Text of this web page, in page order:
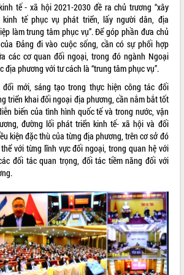
Công bố
tư tỉnh Đắk
nhanh
tai
Quy
quy
2021-2030,
của các
phục vụ cơ
chung
trong
mô hình
tế - xã hội 2021-2030 đề ra chủ trương “xây
tế phục vụ phát triển, lấy người dân, địa
làm trung tâm phục vụ”. Để góp phần đưa chủ
Đảng đi vào cuộc sống, cần có sự phối hợp
các cơ quan đối ngoại, trong đó ngành Ngoại
địa phương với tư cách là “trung tâm phục vụ”.
đổi mới, sáng tạo trong thực hiện công tác đối
triển khai đối ngoại địa phương, cần nắm bắt tốt
biến của tình hình quốc tế và trong nước, vận
đường lối phát triển kinh tế- xã hội và đối
kiện đặc thù của từng địa phương, trên cơ sở đó
với từng lĩnh vực đối ngoại, trong quan hệ với
đối tác quan trọng, đối tác tiềm năng đối với